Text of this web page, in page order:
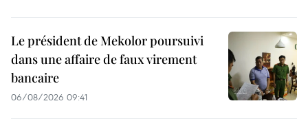
Le président de Mekolor poursuivi
dans une affaire de faux virement
bancaire
06/08/2026 09:41